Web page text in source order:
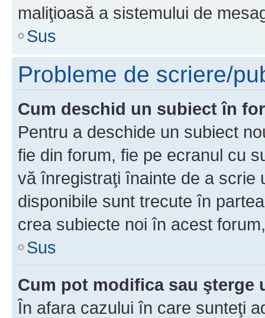
maliţioasă a sistemului de
Sus
Probleme de scriere/
Cum deschid un subiect în
Pentru a deschide un subiect
fie din forum, fie pe ecranul cu
vă înregistraţi înainte de a scrie
disponibile sunt trecute în
crea subiecte noi în acest
Sus
Cum pot modifica sau şterge
În afara cazului în care sunteţi